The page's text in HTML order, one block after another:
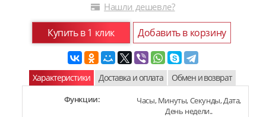
Нашли дешевле?
Купить в 1 клик Добавить в корзину
Характеристики Доставка и оплата Обмен и возврат
Функции:
Часы, Минуты, Cекунды, Дата,
День недели..